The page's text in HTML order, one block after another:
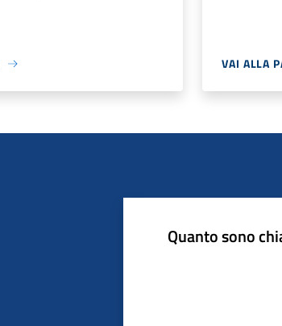
VAI ALLA
Quanto sono